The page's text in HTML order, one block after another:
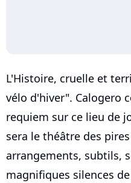
L'Histoire, cruelle et
vélo d'hiver". Calogero
requiem sur ce lieu de
sera le théâtre des
arrangements, subtils,
magnifiques silences